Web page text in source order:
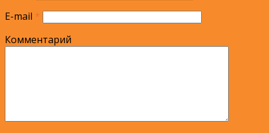
E-mail *
Комментарий